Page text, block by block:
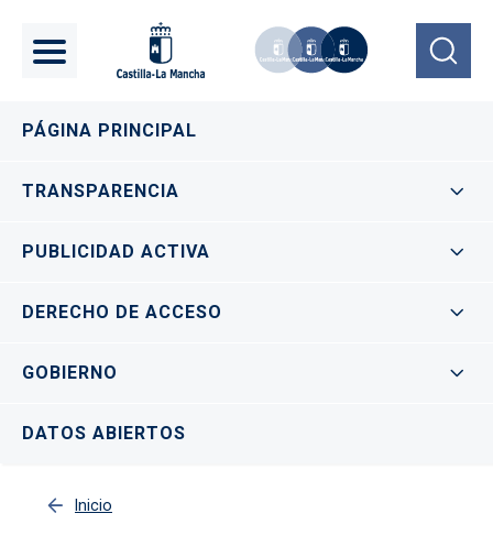
Navegación principal
PÁGINA PRINCIPAL
TRANSPARENCIA
PUBLICIDAD ACTIVA
DERECHO DE ACCESO
GOBIERNO
DATOS ABIERTOS
Inicio